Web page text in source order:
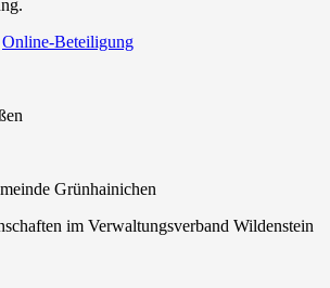
Online-Beteiligung
Grünhainichen
im Verwaltungsverband Wildenstein